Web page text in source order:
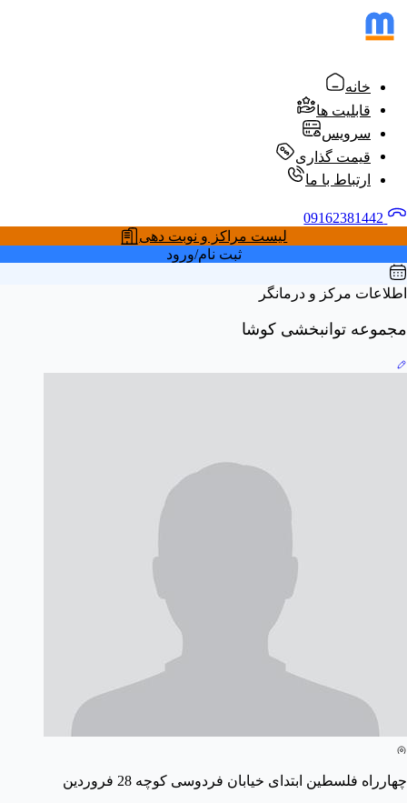
خانه
قابلیت ها
سرویس
قیمت گذاری
ارتباط با ما
لیست مراکز و نوبت دهی
ثبت نام/ورود
اطلاعات مرکز و درمانگر
مجموعه توانبخشی کوشا
چهارراه فلسطین ابتدای خیابان فردوسی کوچه 28 فروردین